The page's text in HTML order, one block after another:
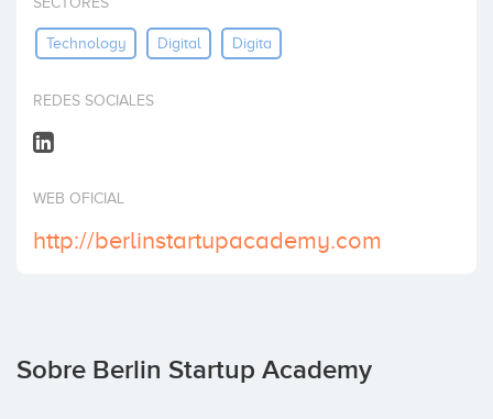
Technology Digital Digita
REDES SOCIALES
WEB OFICIAL
http://berlinstartupacademy.com
Sobre Berlin Startup Academy